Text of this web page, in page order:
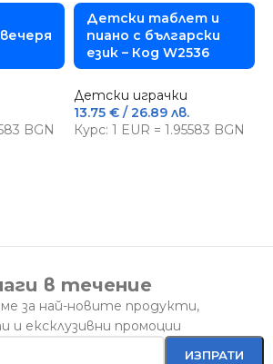
BGN
Детски таблет и
пиано с български
език – Код W2536
Детски играчки
13.75 €/ 26.89 лв.
Курс: 1 EUR = 1.95583 BGN
в течение
за най-новите продукти,
и ексклузивни промоции